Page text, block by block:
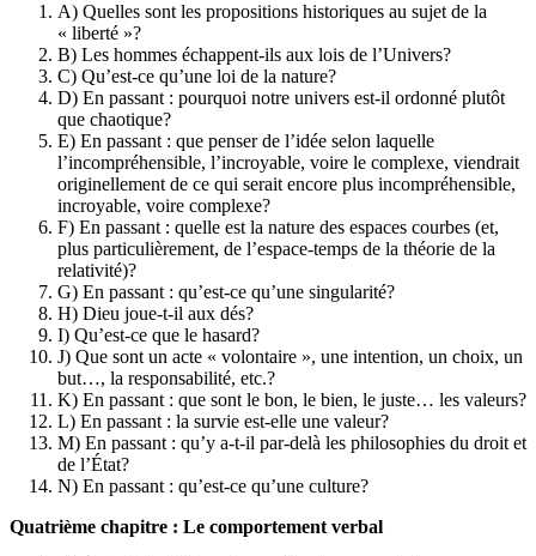
A) Quelles sont les propositions historiques au sujet de la
« liberté »?
B) Les hommes échappent-ils aux lois de l’Univers?
C) Qu’est-ce qu’une loi de la nature?
D) En passant : pourquoi notre univers est-il ordonné plutôt
que chaotique?
E) En passant : que penser de l’idée selon laquelle
l’incompréhensible, l’incroyable, voire le complexe, viendrait
originellement de ce qui serait encore plus incompréhensible,
incroyable, voire complexe?
F) En passant : quelle est la nature des espaces courbes (et,
plus particulièrement, de l’espace-temps de la théorie de la
relativité)?
G) En passant : qu’est-ce qu’une singularité?
H) Dieu joue-t-il aux dés?
I) Qu’est-ce que le hasard?
J) Que sont un acte « volontaire », une intention, un choix, un
but…, la responsabilité, etc.?
K) En passant : que sont le bon, le bien, le juste… les valeurs?
L) En passant : la survie est-elle une valeur?
M) En passant : qu’y a-t-il par-delà les philosophies du droit et
de l’État?
N) En passant : qu’est-ce qu’une culture?
Quatrième chapitre : Le comportement verbal